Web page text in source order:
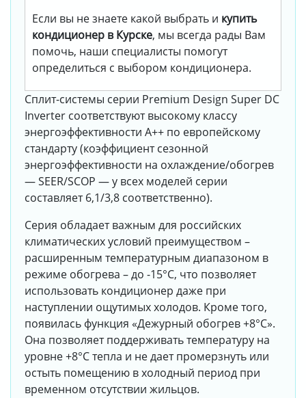
Если вы не знаете какой выбрать и купить
кондиционер в Курске, мы всегда рады Вам
помочь, наши специалисты помогут
определиться с выбором кондиционера.
Сплит-системы серии Premium Design Super DC
Inverter соответствуют высокому классу
энергоэффективности A++ по европейскому
стандарту (коэффициент сезонной
энергоэффективности на охлаждение/обогрев
— SEER/SCOP — у всех моделей серии
составляет 6,1/3,8 соответственно).
Серия обладает важным для российских
климатических условий преимуществом –
расширенным температурным диапазоном в
режиме обогрева – до -15°С, что позволяет
использовать кондиционер даже при
наступлении ощутимых холодов. Кроме того,
появилась функция «Дежурный обогрев +8°С».
Она позволяет поддерживать температуру на
уровне +8°С тепла и не дает промерзнуть или
остыть помещению в холодный период при
временном отсутствии жильцов.